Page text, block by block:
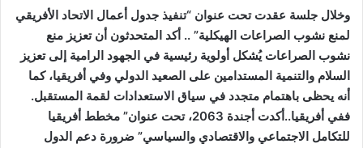
وخلال جلسة عقدت تحت عنوان “تنفيذ جدول أعمال الاتحاد الأفريقي
لمنع نشوب الصراعات الهيكلية” .. أكد المتحدثون أن تعزيز منع
نشوب الصراعات يُشكل أولوية رئيسية في الجهود الرامية إلى تعزيز
السلام والتنمية المستدامين على الصعيد الدولي وفي أفريقيا، كما
أنه يحظى باهتمام متجدد في سياق الاستعدادات لقمة المستقبل.
ففي أفريقيا..أكدت أجندة 2063، تحت عنوان” مخطط أفريقيا
للتكامل الاجتماعي والاقتصادي والسياسي” ضرورة دعم الدول